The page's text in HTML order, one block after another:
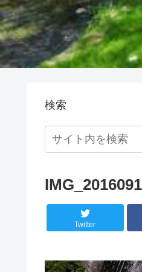
検索
Twitter